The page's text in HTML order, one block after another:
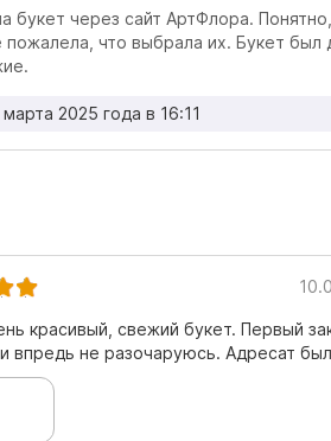
букет через сайт АртФлора.
что выбрала их. Букет был
2025 года в 16:11
красивый, свежий букет. Первый
впредь не разочаруюсь. Адресат